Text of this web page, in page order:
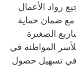
رواد الأعمال
ضمان حماية
الصغيرة
المواطنة في
في تسهيل حصول